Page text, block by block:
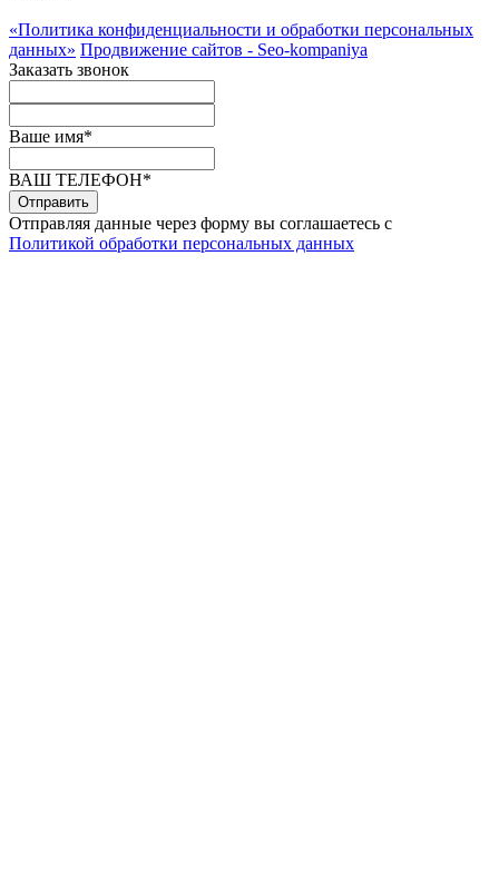
«Политика конфиденциальности и обработки персональных
данных» Продвижение сайтов - Seo-kompaniya
Заказать звонок
Ваше имя*
ВАШ ТЕЛЕФОН*
Отправить
Отправляя данные через форму вы соглашаетесь с
Политикой обработки персональных данных